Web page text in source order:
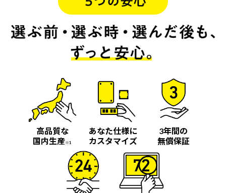
高品質な
国内生産※1
あなた仕様に
カスタマイズ
3年間の
無償保証